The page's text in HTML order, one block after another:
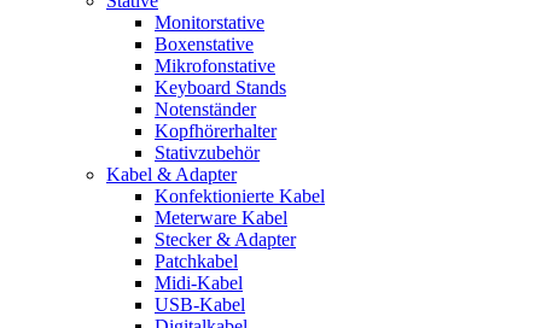
Monitorstative
Boxenstative
Mikrofonstative
Keyboard Stands
Notenständer
Kopfhörerhalter
Stativzubehör
Kabel & Adapter
Konfektionierte Kabel
Meterware Kabel
Stecker & Adapter
Patchkabel
Midi-Kabel
USB-Kabel